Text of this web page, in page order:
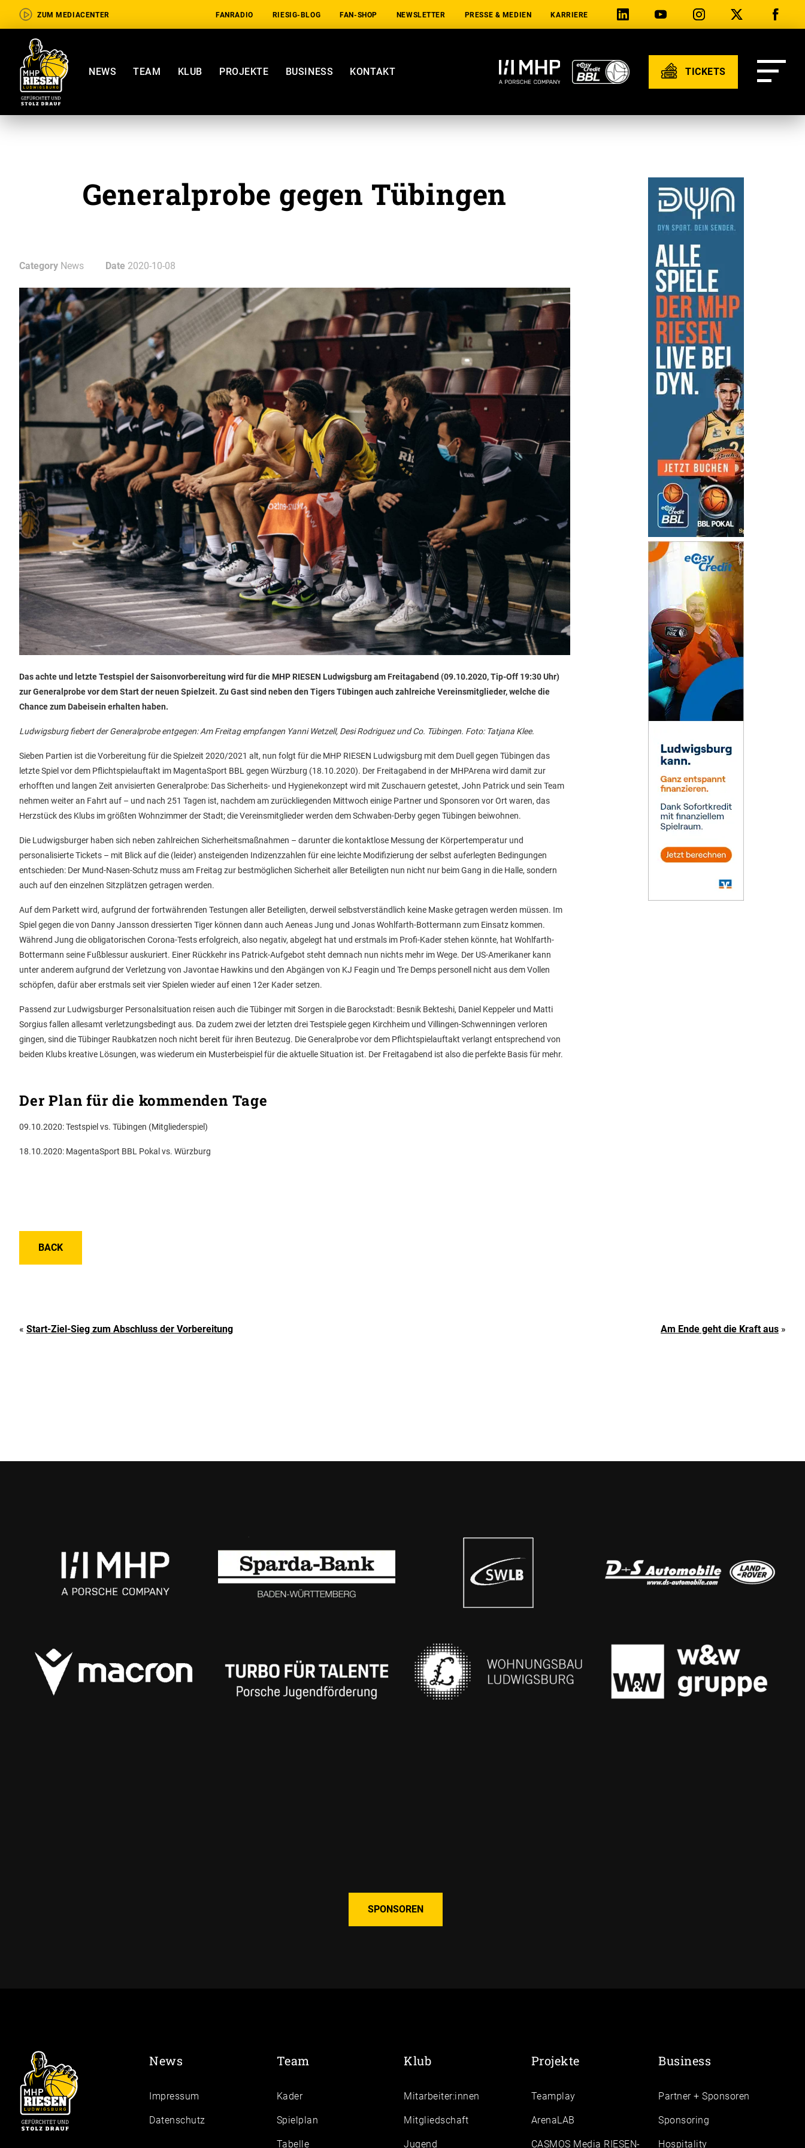
ZUM MEDIACENTER FANRADIO RIESIG-BLOG FAN-SHOP NEWSLETTER PRESSE & MEDIEN KARRIERE
NEWS TEAM KLUB PROJEKTE BUSINESS KONTAKT TICKETS
Generalprobe gegen Tübingen
Category News Date 2020-10-08
Das achte und letzte Testspiel der Saisonvorbereitung wird für die MHP RIESEN Ludwigsburg am Freitagabend (09.10.2020, Tip-Off 19:30 Uhr)
zur Generalprobe vor dem Start der neuen Spielzeit. Zu Gast sind neben den Tigers Tübingen auch zahlreiche Vereinsmitglieder, welche die
Chance zum Dabeisein erhalten haben.
Ludwigsburg fiebert der Generalprobe entgegen: Am Freitag empfangen Yanni Wetzell, Desi Rodriguez und Co. Tübingen. Foto: Tatjana Klee.
Sieben Partien ist die Vorbereitung für die Spielzeit 2020/2021 alt, nun folgt für die MHP RIESEN Ludwigsburg mit dem Duell gegen Tübingen das
letzte Spiel vor dem Pflichtspielauftakt im MagentaSport BBL gegen Würzburg (18.10.2020). Der Freitagabend in der MHPArena wird damit zur
erhofften und langen Zeit anvisierten Generalprobe: Das Sicherheits- und Hygienekonzept wird mit Zuschauern getestet, John Patrick und sein Team
nehmen weiter an Fahrt auf – und nach 251 Tagen ist, nachdem am zurückliegenden Mittwoch einige Partner und Sponsoren vor Ort waren, das
Herzstück des Klubs im größten Wohnzimmer der Stadt; die Vereinsmitglieder werden dem Schwaben-Derby gegen Tübingen beiwohnen.
Die Ludwigsburger haben sich neben zahlreichen Sicherheitsmaßnahmen – darunter die kontaktlose Messung der Körpertemperatur und
personalisierte Tickets – mit Blick auf die (leider) ansteigenden Indizenzzahlen für eine leichte Modifizierung der selbst auferlegten Bedingungen
entschieden: Der Mund-Nasen-Schutz muss am Freitag zur bestmöglichen Sicherheit aller Beteiligten nun nicht nur beim Gang in die Halle, sondern
auch auf den einzelnen Sitzplätzen getragen werden.
Auf dem Parkett wird, aufgrund der fortwährenden Testungen aller Beteiligten, derweil selbstverständlich keine Maske getragen werden müssen. Im
Spiel gegen die von Danny Jansson dressierten Tiger können dann auch Aeneas Jung und Jonas Wohlfarth-Bottermann zum Einsatz kommen.
Während Jung die obligatorischen Corona-Tests erfolgreich, also negativ, abgelegt hat und erstmals im Profi-Kader stehen könnte, hat Wohlfarth-
Bottermann seine Fußblessur auskuriert. Einer Rückkehr ins Patrick-Aufgebot steht demnach nun nichts mehr im Wege. Der US-Amerikaner kann
unter anderem aufgrund der Verletzung von Javontae Hawkins und den Abgängen von KJ Feagin und Tre Demps personell nicht aus dem Vollen
schöpfen, dafür aber erstmals seit vier Spielen wieder auf einen 12er Kader setzen.
Passend zur Ludwigsburger Personalsituation reisen auch die Tübinger mit Sorgen in die Barockstadt: Besnik Bekteshi, Daniel Keppeler und Matti
Sorgius fallen allesamt verletzungsbedingt aus. Da zudem zwei der letzten drei Testspiele gegen Kirchheim und Villingen-Schwenningen verloren
gingen, sind die Tübinger Raubkatzen noch nicht bereit für ihren Beutezug. Die Generalprobe vor dem Pflichtspielauftakt verlangt entsprechend von
beiden Klubs kreative Lösungen, was wiederum ein Musterbeispiel für die aktuelle Situation ist. Der Freitagabend ist also die perfekte Basis für mehr.
Der Plan für die kommenden Tage
09.10.2020: Testspiel vs. Tübingen (Mitgliederspiel)
18.10.2020: MagentaSport BBL Pokal vs. Würzburg
BACK
« Start-Ziel-Sieg zum Abschluss der Vorbereitung Am Ende geht die Kraft aus »
SPONSOREN
News
Impressum
Daten­schutz
Team
Kader
Spielplan
Tabelle
Klub
Mitarbeiter:innen
Mitgliedschaft
Jugend
Projekte
Teamplay
ArenaLAB
CASMOS Media RIESEN-
Business
Partner + Sponsoren
Sponsoring
Hospitality